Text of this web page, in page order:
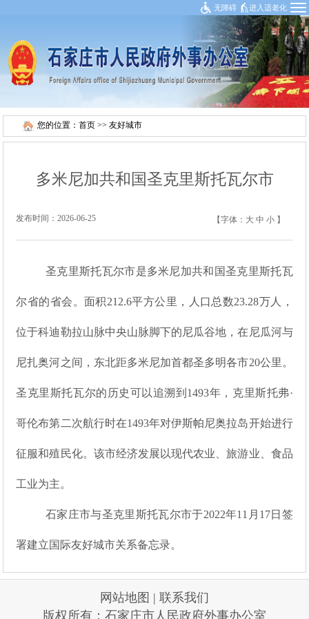
无障碍 进入适老化
您的位置：首页 >>友好城市
多米尼加共和国圣克里斯托瓦尔市
发布时间：2026-06-25 【字体： 大 中 小】
圣克里斯托瓦尔市是多米尼加共和国圣克里斯托瓦
尔省的省会。面积212.6平方公里，人口总数23.28万人，
位于科迪勒拉山脉中央山脉脚下的尼瓜谷地，在尼瓜河与
尼扎奥河之间，东北距多米尼加首都圣多明各市20公里。
圣克里斯托瓦尔的历史可以追溯到1493年，克里斯托弗·
哥伦布第二次航行时在1493年对伊斯帕尼奥拉岛开始进行
征服和殖民化。该市经济发展以现代农业、旅游业、食品
工业为主。
石家庄市与圣克里斯托瓦尔市于2022年11月17日签
署建立国际友好城市关系备忘录。
网站地图 | 联系我们
版权所有：石家庄市人民政府外事办公室